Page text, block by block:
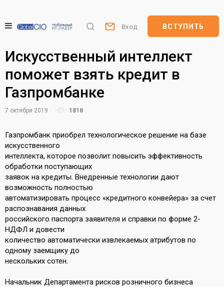
Вход ВСТУПИТЬ
Искусственный интеллект
поможет взять кредит в
Газпромбанке
7 октября 2019 1818
Газпромбанк приобрел технологическое решение на базе
искусственного
интеллекта, которое позволит повысить эффективность
обработки поступающих
заявок на кредиты. Внедренные технологии дают
возможность полностью
автоматизировать процесс «кредитного конвейера» за счет
распознавания данных
российского паспорта заявителя и справки по форме 2-
НДФЛ и довести
количество автоматически извлекаемых атрибутов по
одному заемщику до
нескольких сотен.
Начальник Департамента рисков розничного бизнеса